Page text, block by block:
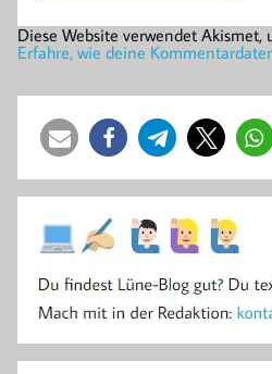
Diese Website verwendet Akismet,
Erfahre, wie deine